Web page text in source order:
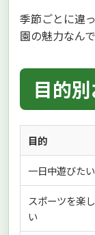
季節ごとに違
園の魅力なん
目的
目的
一日中遊びたい
スポーツを楽
い